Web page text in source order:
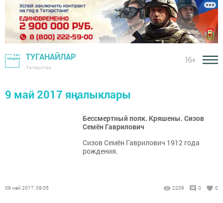
ТУГАНАЙЛАР
Татарстан
16+
9 май 2017 яңалыклары
Бессмертный полк. Кряшены. Сизов
Семён Гаврилович
Сизов Семён Гаврилович 1912 года
рождения.
09 май 2017, 09:05 2209 0 0